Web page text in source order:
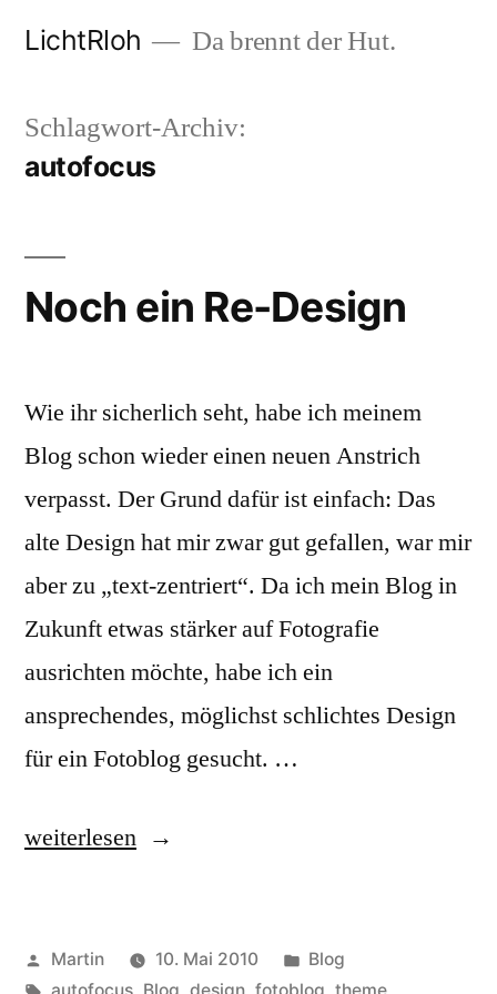
LichtRloh Da brennt der Hut.
Schlagwort-Archiv:
autofocus
Noch ein Re-Design
Wie ihr sicherlich seht, habe ich meinem
Blog schon wieder einen neuen Anstrich
verpasst. Der Grund dafür ist einfach: Das
alte Design hat mir zwar gut gefallen, war mir
aber zu „text-zentriert“. Da ich mein Blog in
Zukunft etwas stärker auf Fotografie
ausrichten möchte, habe ich ein
ansprechendes, möglichst schlichtes Design
für ein Fotoblog gesucht. …
„Noch
Design“
weiterlesen
Veröffentlicht
von
Martin 10. Mai 2010
Veröffentlicht
unter
Blog
Schlagwörter: